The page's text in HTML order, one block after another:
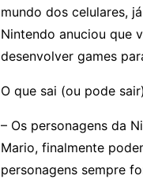
mundo dos celulares,
Nintendo anuciou que
desenvolver games
O que sai (ou pode
– Os personagens da
Mario, finalmente
personagens sempre